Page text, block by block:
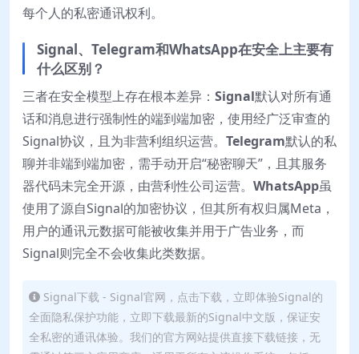
每个人的私密通讯权利。
Signal、Telegram和WhatsApp在安全上主要有
什么区别？
三者在安全模型上存在根本差异： Signal默认对所有通
话和消息进行强制性的端到端加密，使用经广泛审查的
Signal协议，且为非营利组织运营。 Telegram默认的私
聊并非端到端加密，需手动开启“秘密聊天”，且其服务
器代码未完全开源，由营利性公司运营。 WhatsApp虽
使用了源自Signal的加密协议，但其所有权归属Meta，
用户的通讯元数据可能被收集并用于广告业务，而
Signal则完全不会收集此类数据。
Signal下载 - Signal官网，点击下载，立即体验Signal的
全面隐私保护功能，立即下载最新的Signal中文版，保证安
全私密的通讯体验。我们的官方网站提供直接下载链接，无